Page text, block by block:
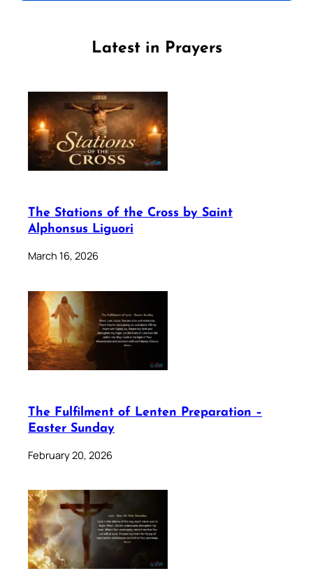
Latest in Prayers
The Stations of the Cross by Saint
Alphonsus Liguori
March 16, 2026
The Fulfilment of Lenten Preparation –
Easter Sunday
February 20, 2026